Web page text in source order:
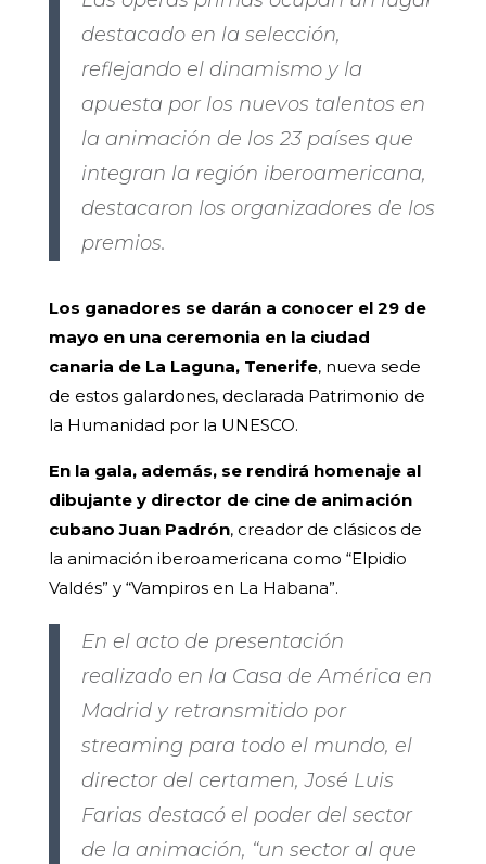
destacado en la selección,
reflejando el dinamismo y la
apuesta por los nuevos talentos en
la animación de los 23 países que
integran la región iberoamericana,
destacaron los organizadores de los
premios.
Los ganadores se darán a conocer el 29 de
mayo en una ceremonia en la ciudad
canaria de La Laguna, Tenerife, nueva sede
de estos galardones, declarada Patrimonio de
la Humanidad por la UNESCO.
En la gala, además, se rendirá homenaje al
dibujante y director de cine de animación
cubano Juan Padrón, creador de clásicos de
la animación iberoamericana como “Elpidio
Valdés” y “Vampiros en La Habana”.
En el acto de presentación
realizado en la Casa de América en
Madrid y retransmitido por
streaming para todo el mundo, el
director del certamen, José Luis
Farias destacó el poder del sector
de la animación, “un sector al que